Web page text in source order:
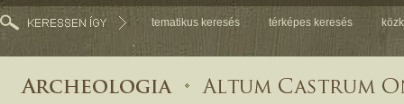
tematikus keresés térképes keresés